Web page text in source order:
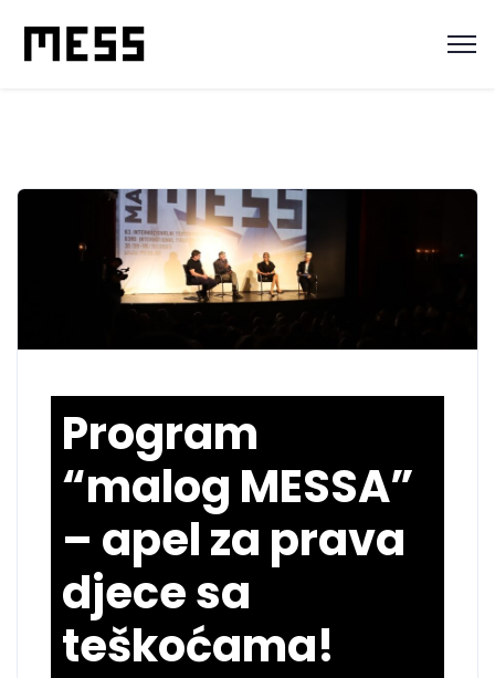
Program
“malog MESSA”
– apel za prava
djece sa
teškoćama!